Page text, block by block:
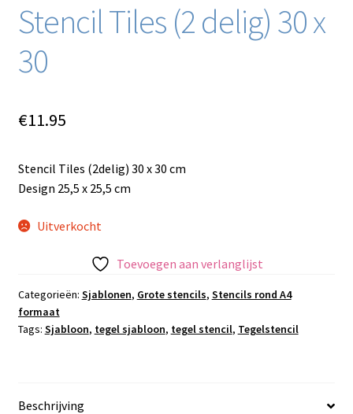
Stencil Tiles (2 delig) 30 x
30
€11.95
Stencil Tiles (2delig) 30 x 30 cm
Design 25,5 x 25,5 cm
Uitverkocht
Toevoegen aan verlanglijst
Categorieën: Sjablonen, Grote stencils, Stencils rond A4
formaat
Tags: Sjabloon, tegel sjabloon, tegel stencil, Tegelstencil
Beschrijving